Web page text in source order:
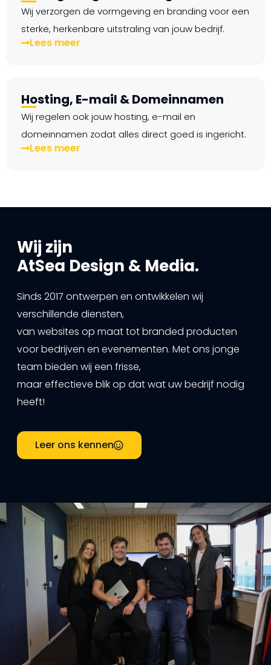
Wij verzorgen de vormgeving en branding voor een
sterke, herkenbare uitstraling van jouw bedrijf.
Lees meer
Hosting, E-mail & Domeinnamen
Wij regelen ook jouw hosting, e-mail en
domeinnamen zodat alles direct goed is ingericht.
Lees meer
Wij zijn
AtSea Design & Media.
Sinds 2017 ontwerpen en ontwikkelen wij
verschillende diensten,
van websites op maat tot branded producten
voor bedrijven en evenementen. Met ons jonge
team bieden wij een frisse,
maar effectieve blik op dat wat uw bedrijf nodig
heeft!
Leer ons kennen